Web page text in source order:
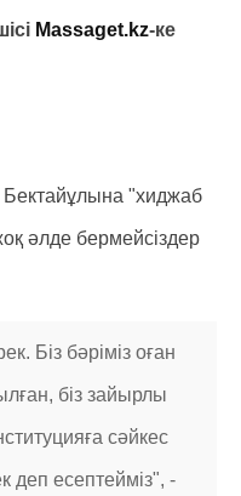
Massaget.kz-ке
Бектайұлына "хиджаб
әлде бермейсіздер
Біз бәріміз оған
біз зайырлы
сәйкес
деп есептейміз", -